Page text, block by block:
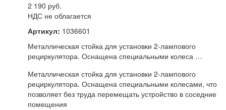
2 190 руб.
НДС не облагается
Артикул: 1036601
Металлическая стойка для установки 2-лампового
рециркулятора. Оснащена специальными колеса …
Металлическая стойка для установки 2-лампового
рециркулятора. Оснащена специальными колесами, что
позволяет без труда перемещать устройство в соседние
помещения